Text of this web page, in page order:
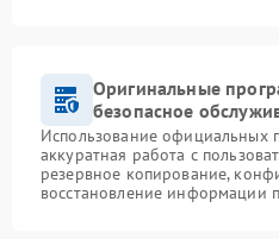
Оригинальные
безопасное
Использование официальных
аккуратная работа с
резервное копирование,
восстановление информации